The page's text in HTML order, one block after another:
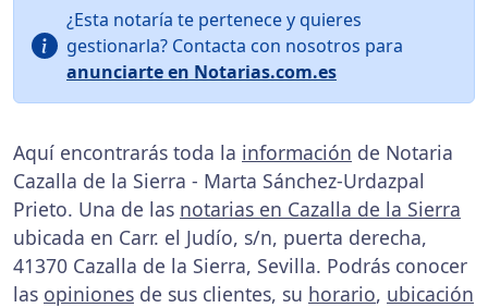
¿Esta notaría te pertenece y quieres
gestionarla? Contacta con nosotros para
anunciarte en Notarias.com.es
Aquí encontrarás toda la información de Notaria
Cazalla de la Sierra - Marta Sánchez-Urdazpal
Prieto. Una de las notarias en Cazalla de la Sierra
ubicada en Carr. el Judío, s/n, puerta derecha,
41370 Cazalla de la Sierra, Sevilla. Podrás conocer
las opiniones de sus clientes, su horario, ubicación